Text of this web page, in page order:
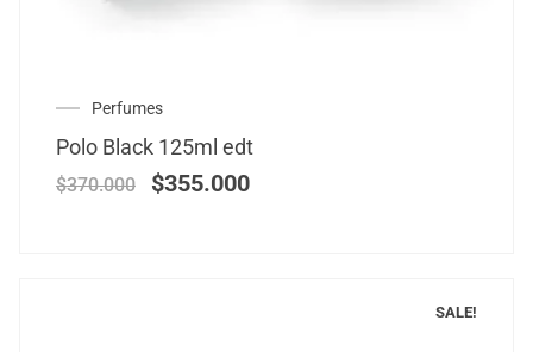
Perfumes
Polo Black 125ml edt
$370.000 $355.000
SALE!